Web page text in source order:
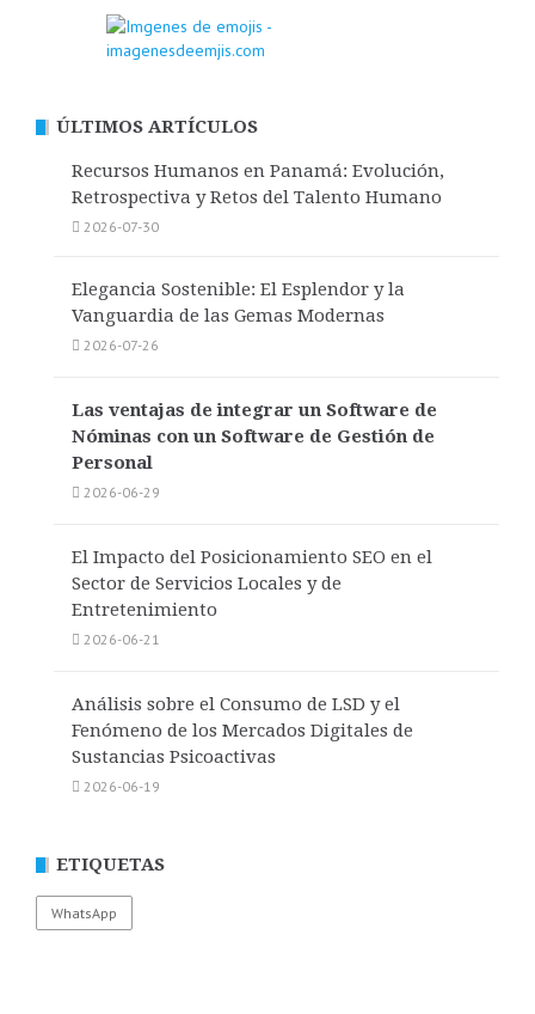
ÚLTIMOS ARTÍCULOS
Recursos Humanos en Panamá: Evolución,
Retrospectiva y Retos del Talento Humano
2026-07-30
Elegancia Sostenible: El Esplendor y la
Vanguardia de las Gemas Modernas
2026-07-26
Las ventajas de integrar un Software de
Nóminas con un Software de Gestión de
Personal
2026-06-29
El Impacto del Posicionamiento SEO en el
Sector de Servicios Locales y de
Entretenimiento
2026-06-21
Análisis sobre el Consumo de LSD y el
Fenómeno de los Mercados Digitales de
Sustancias Psicoactivas
2026-06-19
ETIQUETAS
WhatsApp